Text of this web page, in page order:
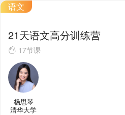
语文
21天语文高分训练营
17节课
杨思琴
清华大学